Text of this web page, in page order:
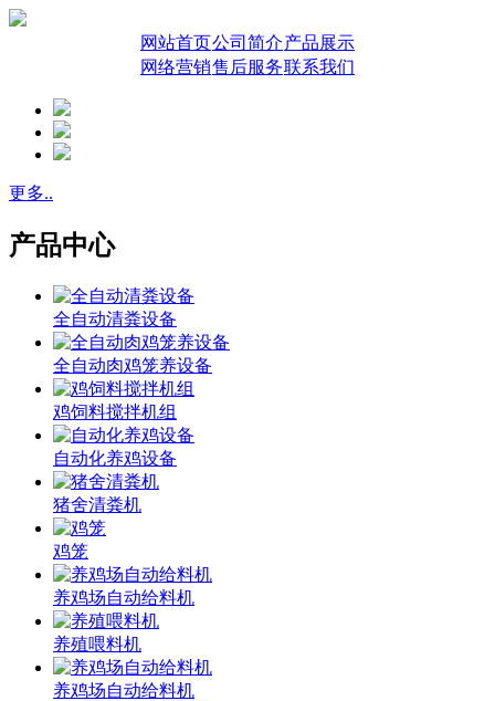
网站首页公司简介产品展示
网络营销售后服务联系我们
更多..
产品中心
全自动清粪设备
全自动肉鸡笼养设备
鸡饲料搅拌机组
自动化养鸡设备
猪舍清粪机
鸡笼
养鸡场自动给料机
养殖喂料机
养鸡场自动给料机